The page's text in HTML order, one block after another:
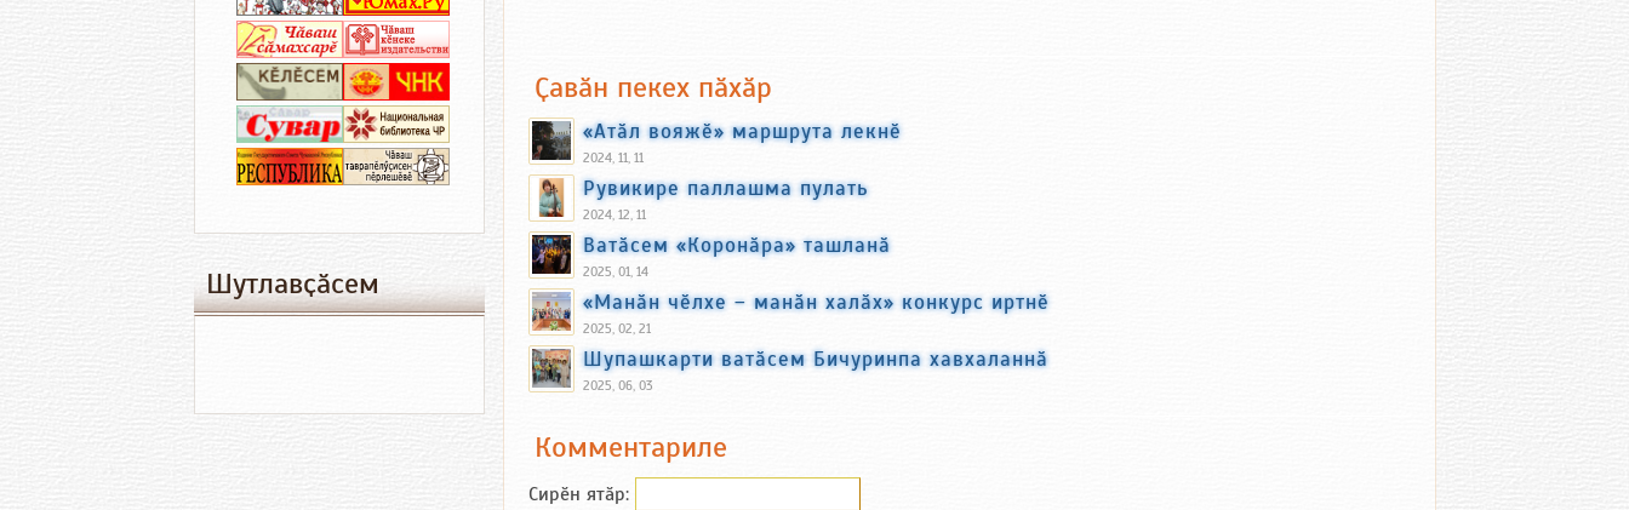
Ҫавӑн пекех пӑхӑр
«Атӑл вояжӗ» маршрута лекнӗ
2024, 11, 11
Рувикире паллашма пулать
2024, 12, 11
Ватӑсем «Коронӑра» ташланӑ
2025, 01, 14
«Манӑн чӗлхе – манӑн халӑх» конкурс иртнӗ
2025, 02, 21
Шупашкарти ватӑсем Бичуринпа хавхаланнӑ
2025, 06, 03
Комментариле
Сирӗн ятӑp:
Шутлавҫӑсем